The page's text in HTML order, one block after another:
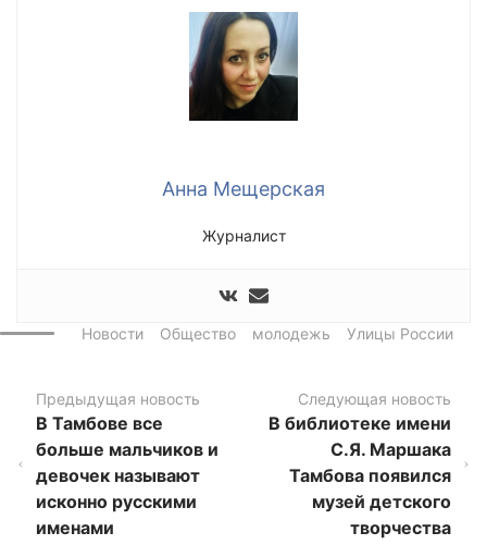
Анна Мещерская
Журналист
Новости Общество молодежь Улицы России
Предыдущая новость
В Тамбове все
больше мальчиков и
девочек называют
исконно русскими
именами
Следующая новость
В библиотеке имени
С.Я. Маршака
Тамбова появился
музей детского
творчества